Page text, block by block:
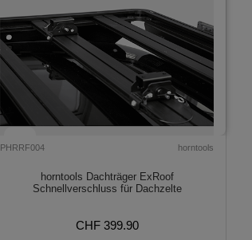
PHRRF004 horntools
horntools Dachträger ExRoof
Schnellverschluss für Dachzelte
CHF 399.90